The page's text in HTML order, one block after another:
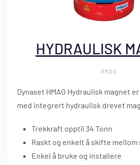
HYDRAULISK
HMAG
Dynaset HMAG Hydraulisk magnet
med integrert hydraulisk drevet
Trekkraft opptil 34 Tonn
Raskt og enkelt å skifte mellom
Enkel å bruke og installere